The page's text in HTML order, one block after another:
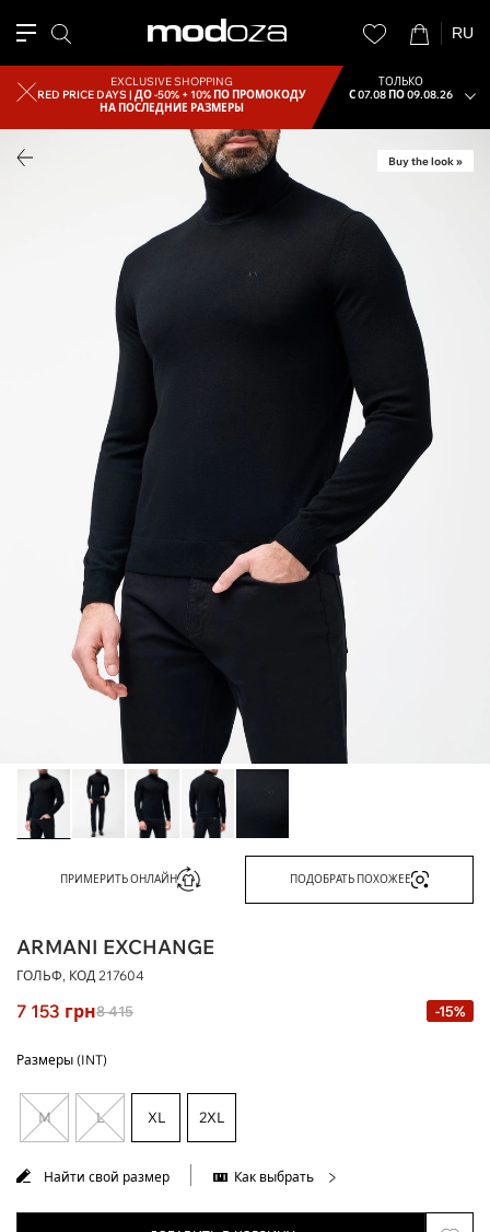
RU
EXCLUSIVE SHOPPING
RED PRICE DAYS |ДО -50% + 10% ПО ПРОМОКОДУ
НА ПОСЛЕДНИЕ РАЗМЕРЫ
ТОЛЬКО
С 07.08 ПО 09.08.26
Buy the look »
ПРИМЕРИТЬ ОНЛАЙН ПОДОБРАТЬ ПОХОЖЕЕ
ARMANI EXCHANGE
ГОЛЬФ, КОД 217604
7 153 грн8 415 -15%
Размеры (INT)
M L XL 2XL
Найти свой размер Как выбрать